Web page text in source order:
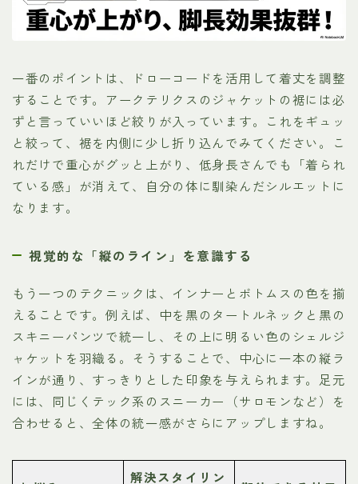
一番のポイントは、ドローコードを活用して着丈を調整
することです。アークテリクスのジャケットの裾には必
ずと言っていいほど絞りが入っています。これをギュッ
と絞って、裾を内側に少し折り込んでみてください。こ
れだけで重心がグッと上がり、低身長さんでも「着られ
ている感」が消えて、自分の体に馴染んだシルエットに
なります。
視覚的な「縦のライン」を意識する
もう一つのテクニックは、インナーとボトムスの色を揃
えることです。例えば、中を黒のタートルネックと黒の
スキニーパンツで統一し、その上に明るい色のシェルジ
ャケットを羽織る。そうすることで、中心に一本の縦ラ
インが通り、すっきりとした印象を与えられます。足元
には、同じくテック系のスニーカー（サロモンなど）を
合わせると、全体の統一感がさらにアップしますね。
解決スタイリン